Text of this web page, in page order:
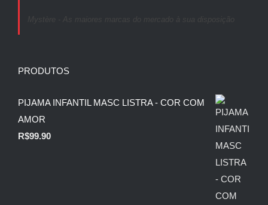
Mystère - As maiores marcas do mercado à sua disposição
PRODUTOS
PIJAMA INFANTIL MASC LISTRA - COR COM
AMOR
R$99.90